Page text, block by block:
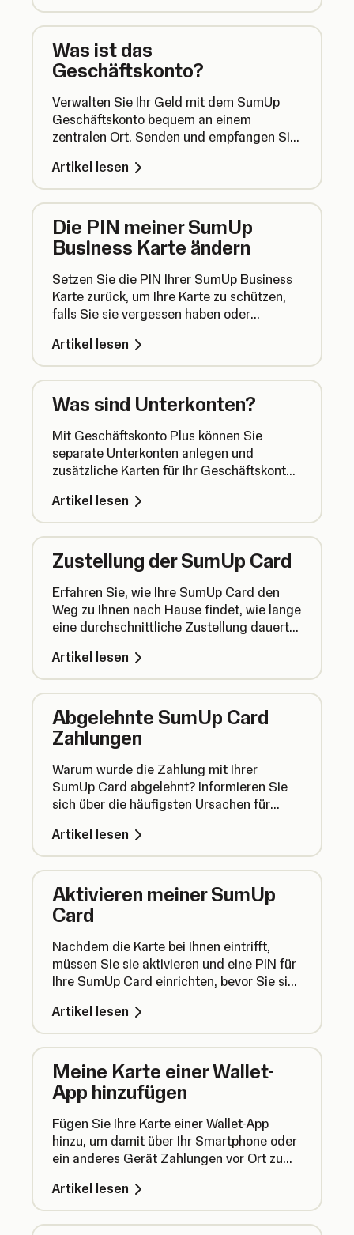
Was ist das
Geschäftskonto?
Verwalten Sie Ihr Geld mit dem SumUp
Geschäftskonto bequem an einem
zentralen Ort. Senden und empfangen Sie
Auszahlungen für Transaktionen mit
SumUp schon am nächsten Tag.
Artikel lesen
Die PIN meiner SumUp
Business Karte ändern
Setzen Sie die PIN Ihrer SumUp Business
Karte zurück, um Ihre Karte zu schützen,
falls Sie sie vergessen haben oder
wurde.
Artikel lesen
Was sind Unterkonten?
Mit Geschäftskonto Plus können Sie
separate Unterkonten anlegen und
zusätzliche Karten für Ihr Geschäftskonto
bei der Verwaltung Ihrer Gelder und
können problemlos Geld zurücklegen. Hier
erfahren Sie, wie es funktioniert.
Artikel lesen
Zustellung der SumUp Card
Erfahren Sie, wie Ihre SumUp Card den
Weg zu Ihnen nach Hause findet, wie lange
eine durchschnittliche Zustellung dauert
die Post verloren geht.
Artikel lesen
Abgelehnte SumUp Card
Zahlungen
Warum wurde die Zahlung mit Ihrer
SumUp Card abgelehnt? Informieren Sie
sich über die häufigsten Ursachen für
erfahren Sie, wie Sie das Problem beheben
können.
Artikel lesen
Aktivieren meiner SumUp
Card
Nachdem die Karte bei Ihnen eintrifft,
müssen Sie sie aktivieren und eine PIN für
Ihre SumUp Card einrichten, bevor Sie sie
Artikel lesen
Meine Karte einer Wallet-
App hinzufügen
Fügen Sie Ihre Karte einer Wallet-App
hinzu, um damit über Ihr Smartphone oder
ein anderes Gerät Zahlungen vor Ort zu
Artikel lesen